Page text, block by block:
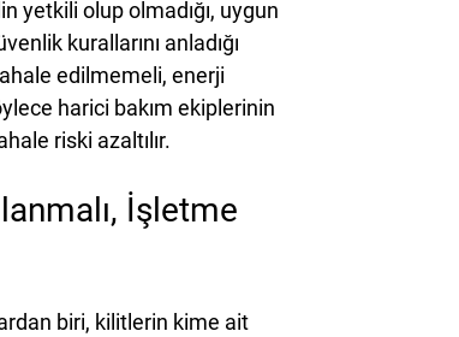
yetkili olup olmadığı, uygun
kurallarını anladığı
edilmemeli, enerji
harici bakım ekiplerinin
riski azaltılır.
İşletme
biri, kilitlerin kime ait